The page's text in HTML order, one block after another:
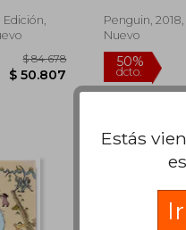
Edición,
Penguin,
Nuevo
Estás